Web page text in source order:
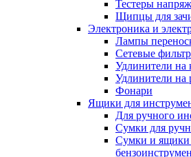
Тестеры
Щипцы для
Электроника и
Лампы
Сетевые
Удлинители на
Удлинители на
Фонари
Ящики для
Для ручного
Сумки для
Сумки и ящики